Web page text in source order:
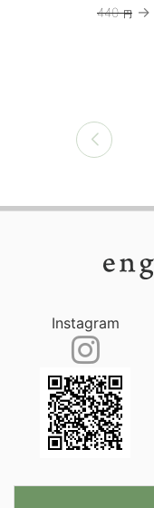
440 円
Instagram